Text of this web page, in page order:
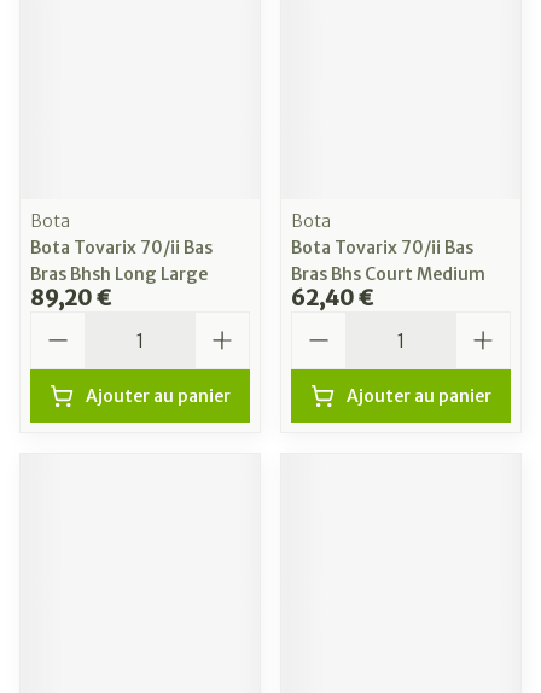
Bota
Bota Tovarix 70/ii Bas
Bras Bhsh Long Large
89,20 €
Ajouter au panier
Bota
Bota Tovarix 70/ii Bas
Bras Bhs Court Medium
62,40 €
Ajouter au panier